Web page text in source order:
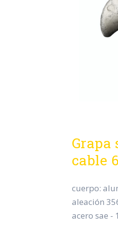
Grapa
cable
cuerpo:
aleación
acero sae -